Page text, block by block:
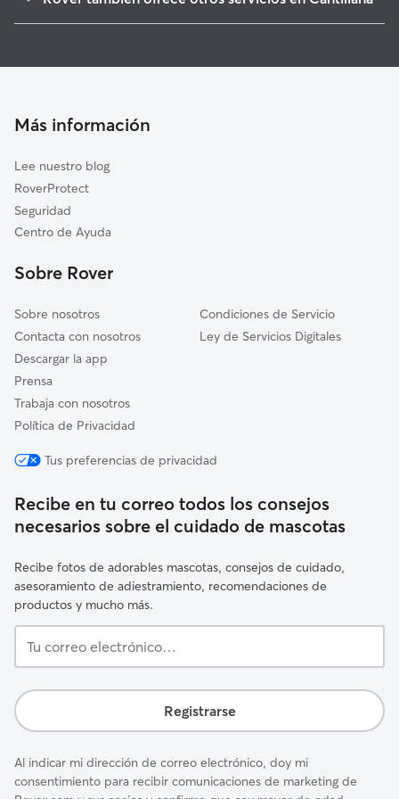
Villanueva del Río y Minas
Alcolea del Río
Alcalá del Río
La Rinconada
Carmona
La Algaba
Cuidadores a domicilio en Cantillana
Más información
Lee nuestro blog
RoverProtect
Seguridad
Centro de Ayuda
Sobre Rover
Sobre nosotros
Contacta con nosotros
Descargar la app
Prensa
Trabaja con nosotros
Política de Privacidad
Condiciones de Servicio
Ley de Servicios Digitales
Tus preferencias de privacidad
Recibe en tu correo todos los consejos
necesarios sobre el cuidado de mascotas
Recibe fotos de adorables mascotas, consejos de cuidado,
asesoramiento de adiestramiento, recomendaciones de
productos y mucho más.
correo
Registrarse
Al indicar mi dirección de correo electrónico, doy mi
consentimiento para recibir comunicaciones de marketing de